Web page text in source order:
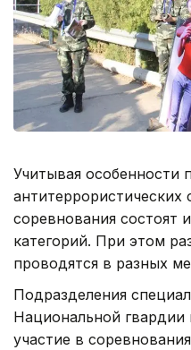
Учитывая особенности
антитеррористических
соревнования состоят
категорий. При этом
проводятся в разных
Подразделения
Национальной
участие в